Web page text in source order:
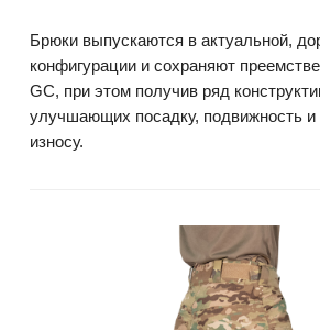
Брюки выпускаются в актуальной,
конфигурации и сохраняют
GC, при этом получив ряд
улучшающих посадку, подвижность и
износу.